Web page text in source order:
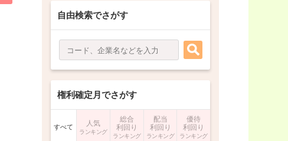
自由検索でさがす
権利確定月でさがす
すべて 人気
ランキング
総合
利回り
ランキング
配当
利回り
ランキング
優待
利回り
ランキング